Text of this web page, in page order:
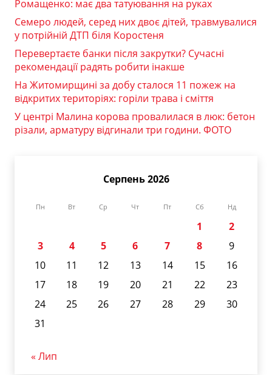
Ромащенко: має два татуювання на руках
Семеро людей, серед них двоє дітей, травмувалися
у потрійній ДТП біля Коростеня
Перевертаєте банки після закрутки? Сучасні
рекомендації радять робити інакше
На Житомирщині за добу сталося 11 пожеж на
відкритих територіях: горіли трава і сміття
У центрі Малина корова провалилася в люк: бетон
різали, арматуру відгинали три години. ФОТО
Серпень 2026
Пн Вт Ср Чт Пт Сб Нд
1
2
3
4 5 6 7 8
9
10
11 12 13 14 15
16
17
18 19 20 21 22
23
24
25 26 27 28 29
30
31
« Лип